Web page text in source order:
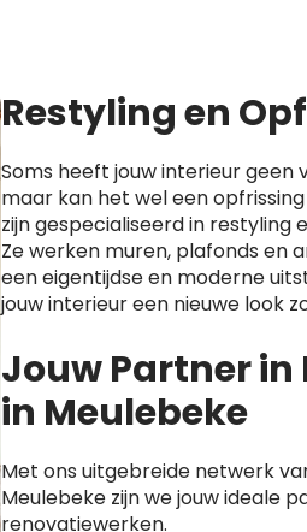
Restyling en
Soms heeft jouw interieur geen
maar kan het wel een
zijn gespecialiseerd in restyling
Ze werken muren, plafonds en
een eigentijdse en moderne
jouw interieur een nieuwe look
Jouw Partner
in Meulebeke
Met ons uitgebreide netwerk
Meulebeke zijn we jouw ideale
renovatiewerken.